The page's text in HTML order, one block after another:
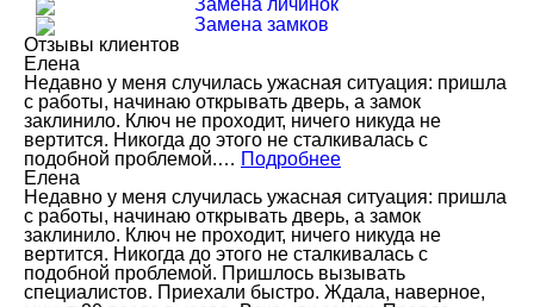
Замена личинок
Замена замков
Отзывы клиентов
Елена
Недавно у меня случилась ужасная ситуация: пришла
с работы, начинаю открывать дверь, а замок
заклинило. Ключ не проходит, ничего никуда не
вертится. Никогда до этого не сталкивалась с
подобной проблемой.… Подробнее
Елена
Недавно у меня случилась ужасная ситуация: пришла
с работы, начинаю открывать дверь, а замок
заклинило. Ключ не проходит, ничего никуда не
вертится. Никогда до этого не сталкивалась с
подобной проблемой. Пришлось вызывать
специалистов. Приехали быстро. Ждала, наверное,